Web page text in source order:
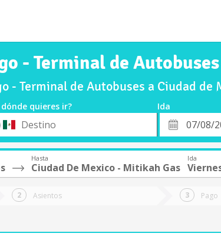
- Terminal de
- Terminal de Autobuses a Ciudad
dónde quieres ir? Ida
Fecha
de
Hasta
Ciudad De Mexico - Mitikah Gas
Ida
Asientos Pago